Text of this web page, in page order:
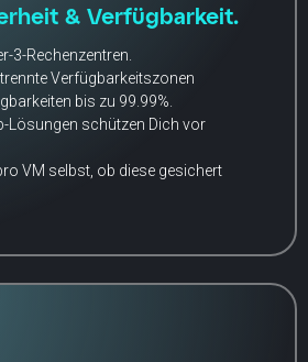
& Verfügbarkeit.
3-Rechenzentren.
Verfügbarkeitszonen
bis zu 99.99%.
Lösungen schützen Dich vor
VM selbst, ob diese gesichert